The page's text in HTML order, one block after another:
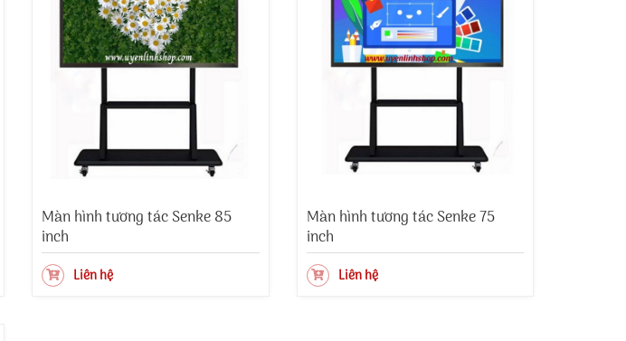
Màn hình tương tác Senke 85
inch
Liên hệ
Màn hình tương tác Senke 75
inch
Liên hệ